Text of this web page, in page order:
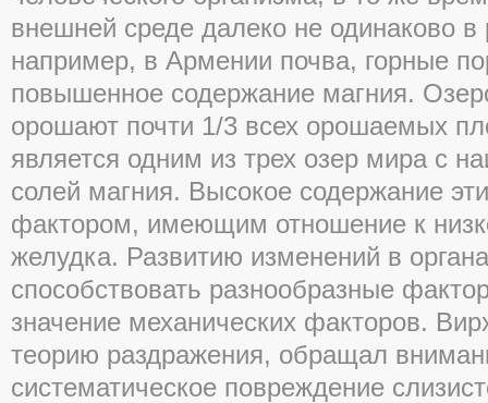
внешней среде далеко не одинаково
например, в Армении почва, горные
повышенное содержание магния.
орошают почти 1/3 всех орошаемых
является одним из трех озер мира с
солей магния. Высокое содержание
фактором, имеющим отношение к
желудка. Развитию изменений в
способствовать разнообразные
значение механических факторов.
теорию раздражения, обращал
систематическое повреждение